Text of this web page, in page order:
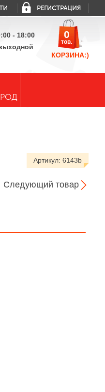
РЕГИСТРАЦИЯ
- 18:00
КОРЗИНА:)
0
тов.
Артикул: 6143b
Следующий товар